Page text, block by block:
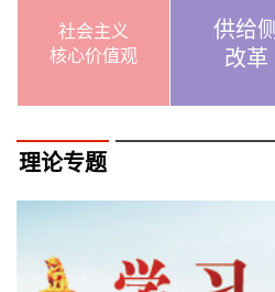
社会主义
核心价值观
供给侧
改革
理论专题